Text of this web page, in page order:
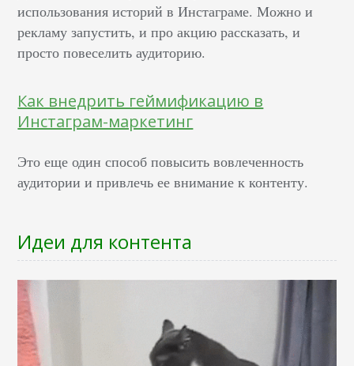
использования историй в Инстаграме. Можно и
рекламу запустить, и про акцию рассказать, и
просто повеселить аудиторию.
Как внедрить геймификацию в
Инстаграм-маркетинг
Это еще один способ повысить вовлеченность
аудитории и привлечь ее внимание к контенту.
Идеи для контента